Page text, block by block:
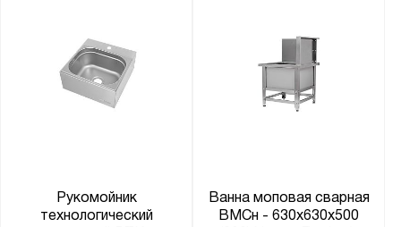
Рукомойник
технологический
Ванна моповая сварная
ВМСн - 630x630x500